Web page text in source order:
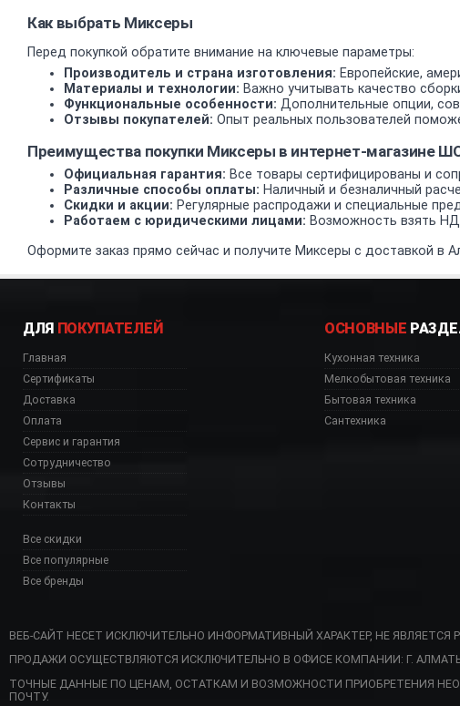
Как выбрать Миксеры
Перед покупкой обратите внимание на ключевые параметры:
Производитель и страна изготовления: Европейские,
Материалы и технологии: Важно учитывать качество
Функциональные особенности: Дополнительные опции,
Отзывы покупателей: Опыт реальных пользователей
Преимущества покупки Миксеры в интернет-магазине
Официальная гарантия: Все товары сертифицированы и
Различные способы оплаты: Наличный и безналичный
Скидки и акции: Регулярные распродажи и специальные
Работаем с юридическими лицами: Возможность взять
Оформите заказ прямо сейчас и получите Миксеры с доставкой в
купить,
ДЛЯ ПОКУПАТЕЛЕЙ
Главная
Сертификаты
Доставка
Оплата
Сервис и гарантия
Сотрудничество
Отзывы
Контакты
Все скидки
Все популярные
Все бренды
ОСНОВНЫЕ
Кухонная техника
Мелкобытовая техника
Бытовая техника
Сантехника
ВЕБ-САЙТ НЕСЕТ ИСКЛЮЧИТЕЛЬНО ИНФОРМАТИВНЫЙ ХАРАКТЕР, НЕ
ПРОДАЖИ ОСУЩЕСТВЛЯЮТСЯ ИСКЛЮЧИТЕЛЬНО В ОФИСЕ КОМПАНИИ: Г.
ТОЧНЫЕ ДАННЫЕ ПО ЦЕНАМ, ОСТАТКАМ И ВОЗМОЖНОСТИ ПРИОБРЕТЕНИЯ
ПОЧТУ.